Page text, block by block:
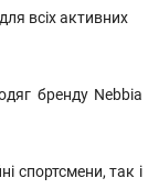
всіх активних
бренду Nebbia
спортсмени, так і